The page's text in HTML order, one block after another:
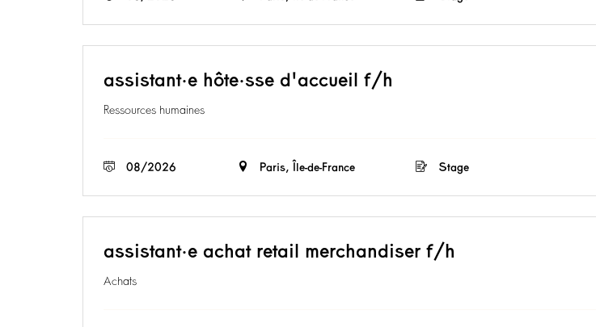
assistant·e hôte·sse d'accueil f/h
Ressources humaines
08/2026 Paris, Île-de-France Stage
assistant·e achat retail merchandiser f/h
Achats